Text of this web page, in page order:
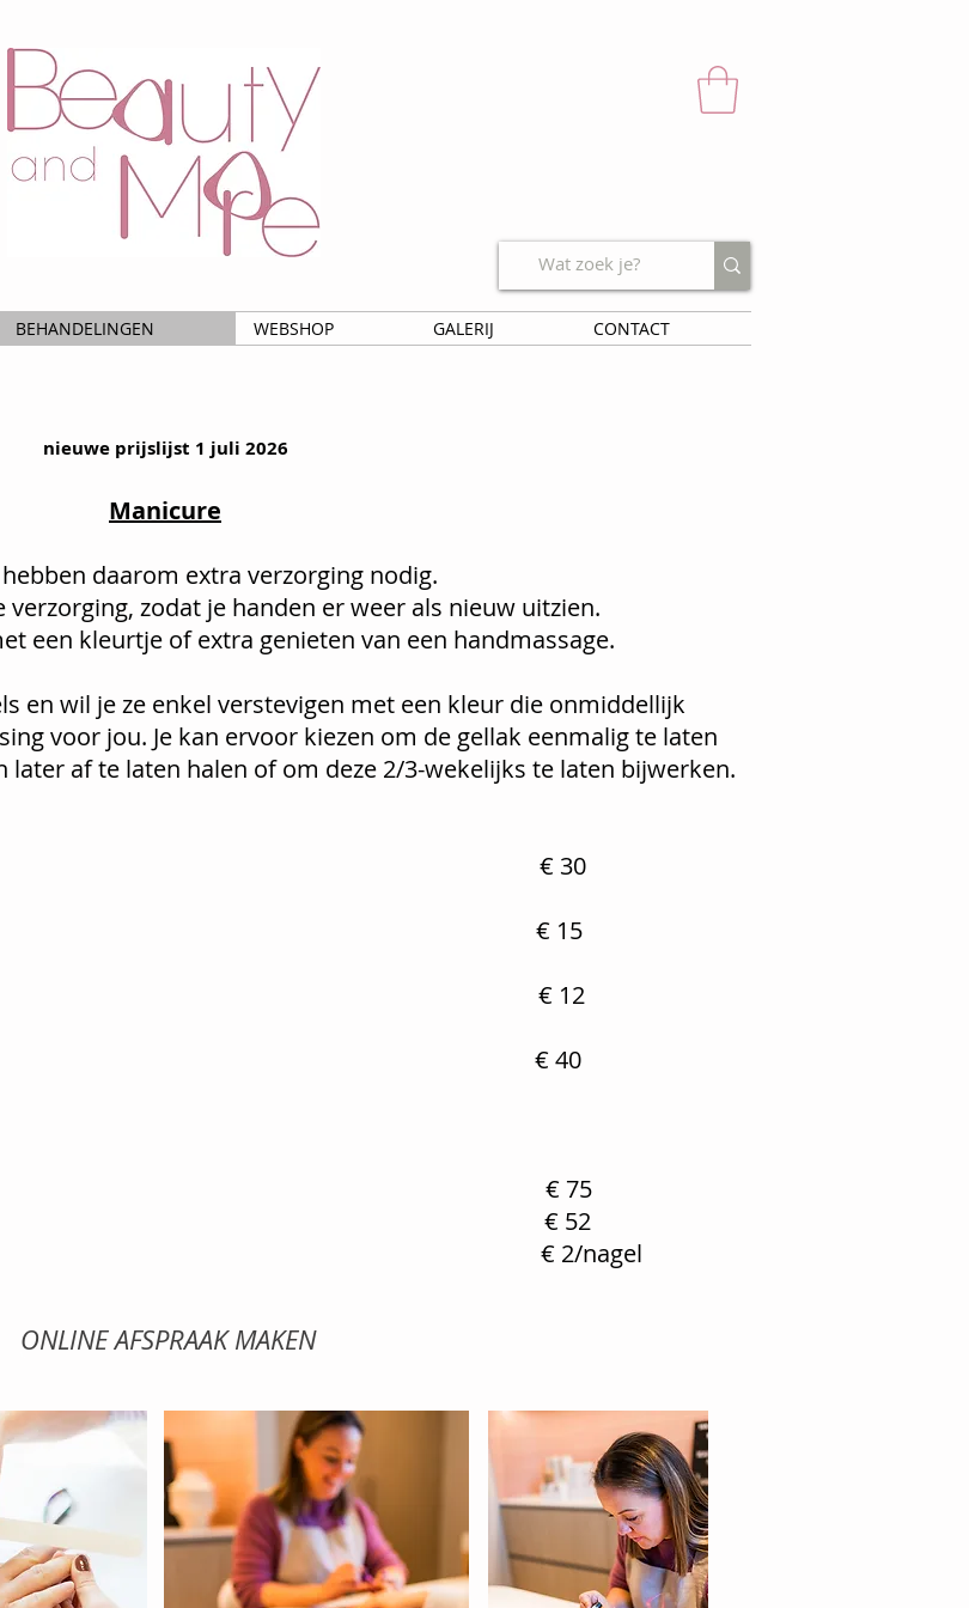
BEHANDELINGEN WEBSHOP GALERIJ CONTACT
nieuwe prijslijst 1 juli 2026
Manicure
daarom extra verzorging nodig.
zodat je handen er weer als nieuw uitzien.
een kleurtje of extra genieten van een handmassage.
en wil je ze enkel verstevigen met een kleur die onmiddellijk
voor jou. Je kan ervoor kiezen om de gellak eenmalig te laten
later af te laten halen of om deze 2/3-wekelijks te laten bijwerken.
€ 30
€ 15
€ 12
€ 40
eigen nagel € 75
eigen nagel € 52
€ 2/nagel
ONLINE AFSPRAAK MAKEN